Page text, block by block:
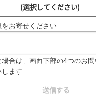
(選択してください)
をお寄せください
場合は、画面下部の4つのお
します
送信する